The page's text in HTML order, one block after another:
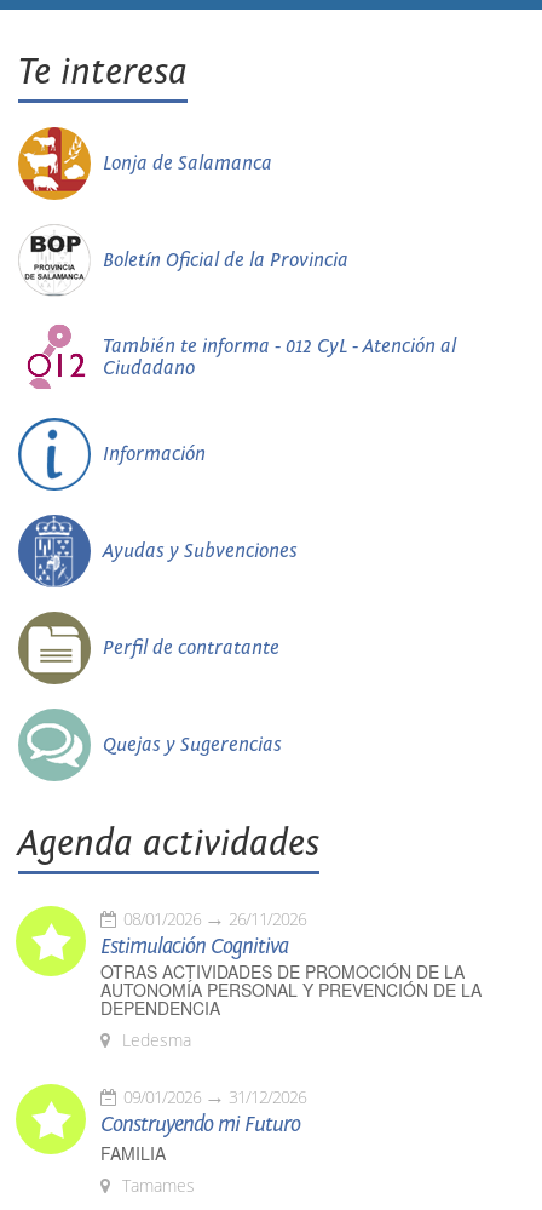
Te interesa
Lonja de Salamanca
Boletín Oficial de la Provincia
También te informa - 012 CyL - Atención al
Ciudadano
Información
Ayudas y Subvenciones
Perfil de contratante
Quejas y Sugerencias
Agenda actividades
08/01/2026 26/11/2026
Estimulación Cognitiva
OTRAS ACTIVIDADES DE PROMOCIÓN DE LA
AUTONOMÍA PERSONAL Y PREVENCIÓN DE LA
DEPENDENCIA
Ledesma
09/01/2026 31/12/2026
Construyendo mi Futuro
FAMILIA
Tamames